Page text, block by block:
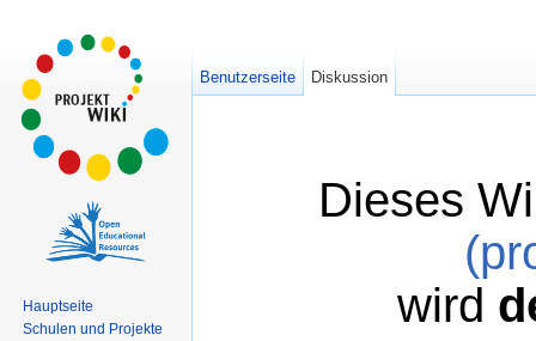
Dieses
wird
Benutzerseite Diskussion
Hauptseite
Schulen und Projekte